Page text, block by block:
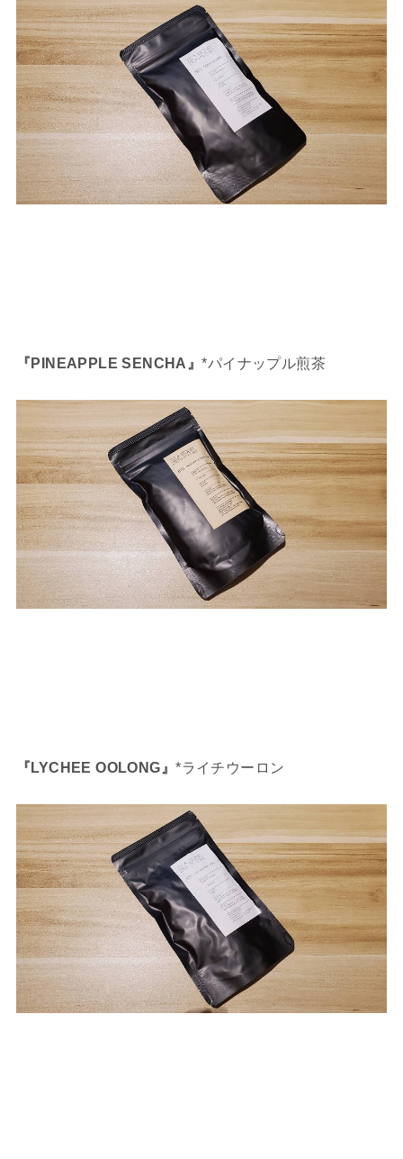
『PINEAPPLE SENCHA』*パイナップル煎茶
『LYCHEE OOLONG』*ライチウーロン